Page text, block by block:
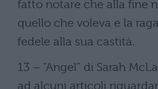
fatto notare che alla fine
quello che voleva e la
fedele alla sua castità.
13 – “Angel” di Sarah
ad alcuni articoli